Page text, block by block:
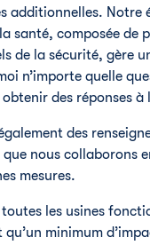
additionnelles. Notre
santé, composée de
de la sécurité, gère
n’importe quelle
des réponses à
des
nous collaborons
mesures.
toutes les usines
minimum